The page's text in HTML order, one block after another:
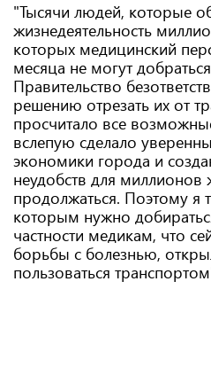
"Тысячи людей, которые
жизнедеятельность
которых медицинский
месяца не могут
Правительство
решению отрезать их от
просчитало все
вслепую сделало
экономики города и
неудобств для миллионов
продолжаться. Поэтому
которым нужно
частности медикам, что
борьбы с болезнью,
пользоваться